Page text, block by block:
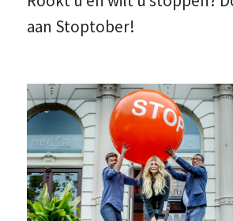
aan Stoptober!